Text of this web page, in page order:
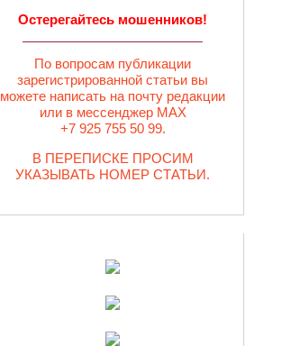
Остерегайтесь мошенников!
По вопросам публикации
зарегистрированной статьи вы
можете написать на почту редакции
или в мессенджер MAX
+7 925 755 50 99.
В ПЕРЕПИСКЕ ПРОСИМ
УКАЗЫВАТЬ НОМЕР СТАТЬИ.